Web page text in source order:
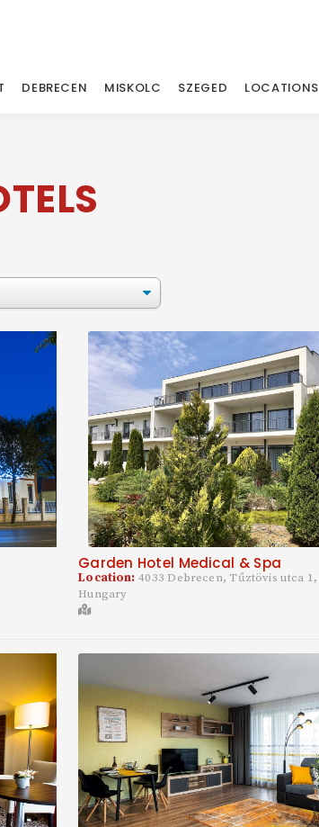
DEBRECEN MISKOLC SZEGED LOCATIONS
Garden Hotel Medical & Spa
Location:4033 Debrecen, Tűztövis utca 1,
Hungary